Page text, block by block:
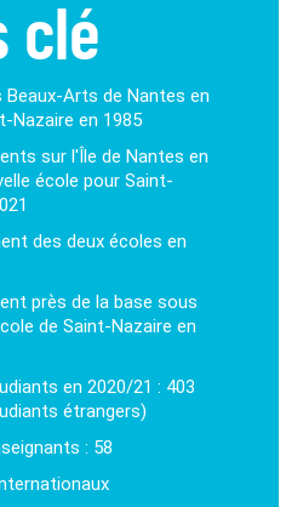
clé
Beaux-Arts de Nantes en
Nazaire en 1985
sur l'Île de Nantes en
école pour Saint-
des deux écoles en
près de la base sous
de Saint-Nazaire en
en 2020/21 : 403
étrangers)
: 58